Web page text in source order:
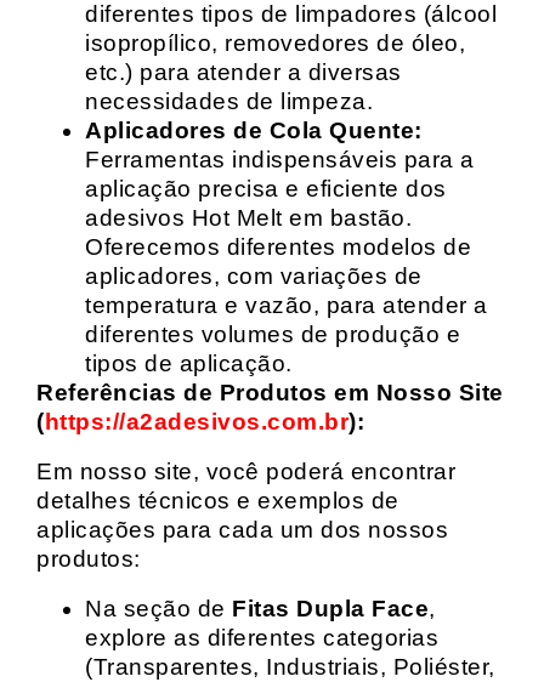
diferentes tipos de limpadores (álcool
isopropílico, removedores de óleo,
etc.) para atender a diversas
necessidades de limpeza.
Aplicadores de Cola Quente:
Ferramentas indispensáveis para a
aplicação precisa e eficiente dos
adesivos Hot Melt em bastão.
Oferecemos diferentes modelos de
aplicadores, com variações de
temperatura e vazão, para atender a
diferentes volumes de produção e
tipos de aplicação.
Referências de Produtos em Nosso Site
(https://a2adesivos.com.br):
Em nosso site, você poderá encontrar
detalhes técnicos e exemplos de
aplicações para cada um dos nossos
produtos:
Na seção de Fitas Dupla Face,
explore as diferentes categorias
(Transparentes, Industriais, Poliéster,